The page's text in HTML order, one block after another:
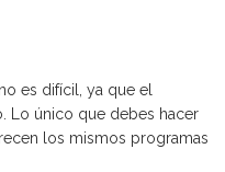
es difícil, ya que el
Lo único que debes hacer
los mismos programas